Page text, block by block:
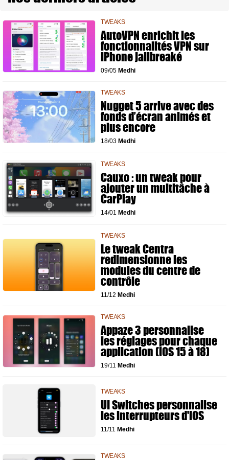
TWEAKS
AutoVPN enrichit les
fonctionnalités VPN sur
iPhone jailbreaké
09/05 Medhi
TWEAKS
Nugget 5 arrive avec des
fonds d’écran animés et
plus encore
18/03 Medhi
TWEAKS
Cauxo : un tweak pour
ajouter un multitâche à
CarPlay
14/01 Medhi
TWEAKS
Le tweak Centra
redimensionne les
modules du centre de
contrôle
11/12 Medhi
TWEAKS
Appaze 3 personnalise
les réglages pour chaque
application (iOS 15 à 18)
19/11 Medhi
TWEAKS
UI Switches personnalise
les interrupteurs d'iOS
11/11 Medhi
TWEAKS